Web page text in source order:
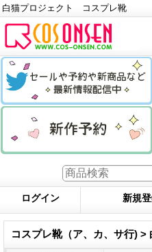
白猫プロジェクト コスプレ靴
ログイン 新規
コスプレ靴（ア、カ、サ行) >